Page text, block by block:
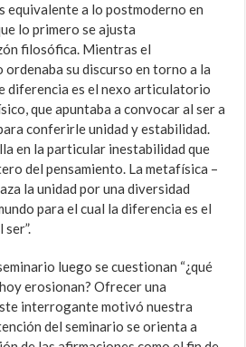
equivalente a lo postmoderno en
lo primero se ajusta
filosófica. Mientras el
su discurso en torno a la
diferencia es el nexo articulatorio
que apuntaba a convocar al ser a
conferirle unidad y estabilidad.
en la particular inestabilidad que
del pensamiento. La metafísica –
la unidad por una diversidad
para el cual la diferencia es el
luego se cuestionan “¿qué
erosionan? Ofrecer una
interrogante motivó nuestra
del seminario se orienta a